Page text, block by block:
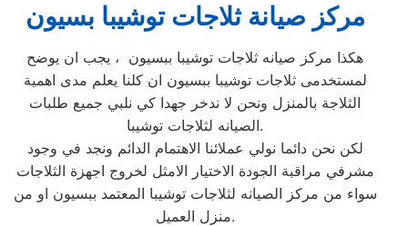
مركز صيانة ثلاجات توشيبا بسيون
هكذا مركز صيانه ثلاجات توشيبا ببسيون ، يجب ان يوضح
لمستخدمى ثلاجات توشيبا ببسيون ان كلنا يعلم مدى اهمية
الثلاجة بالمنزل ونحن لا ندخر جهدا كي نلبي جميع طلبات
الصيانه لثلاجات توشيبا.
لكن نحن دائما نولي عملائنا الاهتمام الدائم ونجد في وجود
مشرفي مراقبة الجودة الاختيار الامثل لخروج اجهزة الثلاجات
سواء من مركز الصيانه لثلاجات توشيبا المعتمد ببسيون او من
منزل العميل.